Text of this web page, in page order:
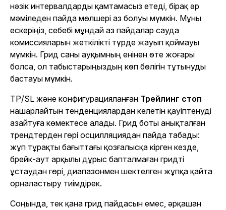
нәзік интервалдарды қамтамасыз етеді, бірақ әр
мәміледен пайда мөлшері аз болуы мүмкін. Мұны
ескеріңіз, себебі мұндай аз пайдалар сауда
комиссияларын жеткілікті түрде жауып қоймауы
мүмкін. Грид саны ауқымның енінен өте жоғары
болса, ол табыстарыңыздың көп бөлігін тұтынуды
бастауы мүмкін.
TP/SL және конфигурацияланған Трейлинг стоп
нашарлайтын тенденциялардан келетін қауіптенуді
азайтуға көмектесе алады. Грид боты анықталған
трендтерден гөрі осцилляциядан пайда табады:
жұп тұрақты бағыттағы қозғалысқа кірген кезде,
брейк-аут арқылы дұрыс бапталмаған гридті
ұстаудан гөрі, диапазонмен шектелген жұпқа қайта
орналастыру тиімдірек.
Соңында, тек қана грид пайдасын емес, әрқашан